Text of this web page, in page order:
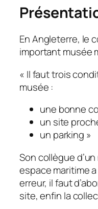
En Angleterre, le
important musée
« Il faut trois
musée :
une bonne
un site
un parking »
Son collègue
espace maritime
erreur, il faut
site, enfin la